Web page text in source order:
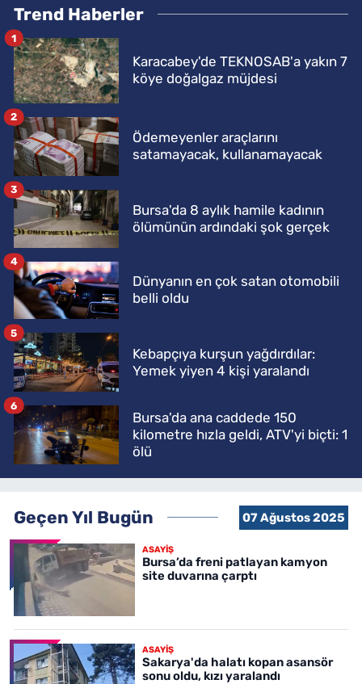
Trend Haberler
Karacabey'de TEKNOSAB'a yakın 7
köye doğalgaz müjdesi
1
Ödemeyenler araçlarını
satamayacak, kullanamayacak
2
Bursa'da 8 aylık hamile kadının
ölümünün ardındaki şok gerçek
3
Dünyanın en çok satan otomobili
belli oldu
4
Kebapçıya kurşun yağdırdılar:
Yemek yiyen 4 kişi yaralandı
5
Bursa'da ana caddede 150
kilometre hızla geldi, ATV'yi biçti: 1
ölü
6
Geçen Yıl Bugün 07 Ağustos 2025
ASAYİŞ
Bursa’da freni patlayan kamyon
site duvarına çarptı
ASAYİŞ
Sakarya'da halatı kopan asansör
sonu oldu, kızı yaralandı